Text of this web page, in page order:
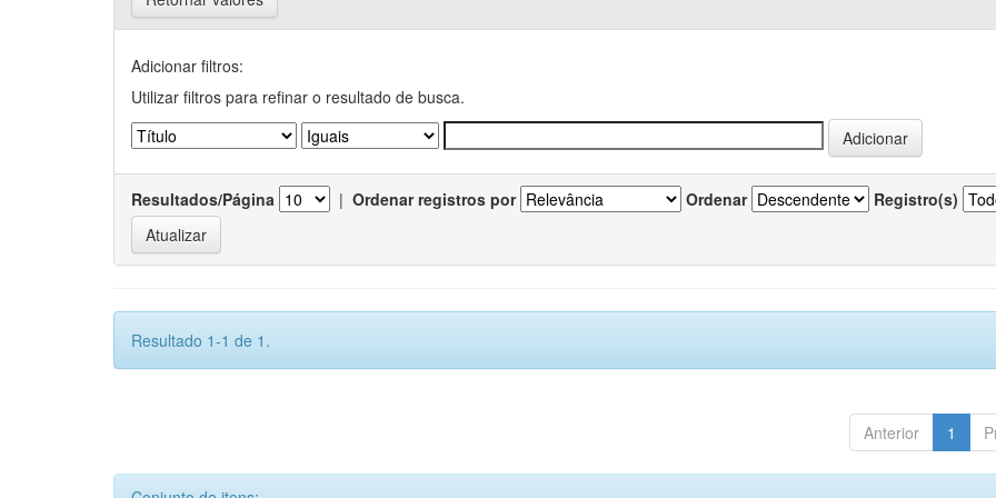
Adicionar filtros:
Utilizar filtros para refinar o resultado de busca.
Resultados/Página | Ordenar registros por Ordenar Registro(s)
Resultado 1-1 de 1.
Anterior 1